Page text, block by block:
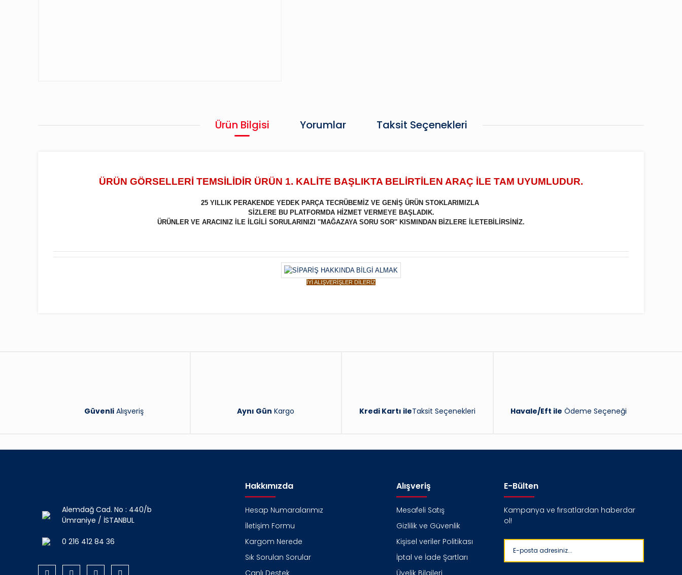
Ürün Bilgisi Yorumlar Taksit Seçenekleri
ÜRÜN GÖRSELLERİ TEMSİLİDİR ÜRÜN 1. KALİTE BAŞLIKTA BELİRTİLEN ARAÇ İLE TAM UYUMLUDUR.
25 YILLIK PERAKENDE YEDEK PARÇA TECRÜBEMİZ VE GENİŞ ÜRÜN STOKLARIMIZLA
SİZLERE BU PLATFORMDA HİZMET VERMEYE BAŞLADIK.
ÜRÜNLER VE ARACINIZ İLE İLGİLİ SORULARINIZI ''MAĞAZAYA SORU SOR'' KISMINDAN BİZLERE İLETEBİLİRSİNİZ.
İYİ ALIŞVERİŞLER DİLERİZ
GüvenliAlışveriş Aynı Gün Kargo Kredi Kartı ileTaksit Seçenekleri Havale/Eft ile Ödeme Seçeneği
Alemdağ Cad. No : 440/b
Ümraniye / İSTANBUL
0 216 412 84 36
Hakkımızda
Hesap Numaralarımız
İletişim Formu
Kargom Nerede
Sık Sorulan Sorular
Alışveriş
Mesafeli Satış
Gizlilik ve Güvenlik
Kişisel veriler Politikası
İptal ve İade Şartları
E-Bülten
Kampanya ve fırsatlardan haberdar
ol!